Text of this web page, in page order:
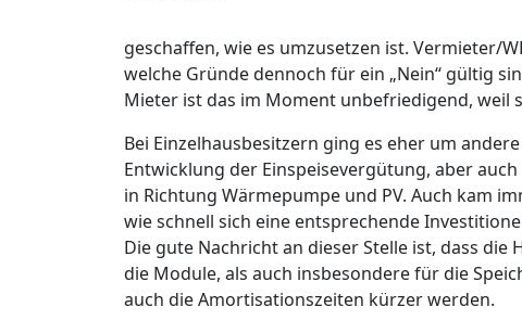
geschaffen, wie es umzusetzen ist. Vermieter/
welche Gründe dennoch für ein „Nein“ gültig
Mieter ist das im Moment unbefriedigend, weil
Bei Einzelhausbesitzern ging es eher um
Entwicklung der Einspeisevergütung, aber
in Richtung Wärmepumpe und PV. Auch kam
wie schnell sich eine entsprechende
Die gute Nachricht an dieser Stelle ist, dass die
die Module, als auch insbesondere für die
auch die Amortisationszeiten kürzer werden.